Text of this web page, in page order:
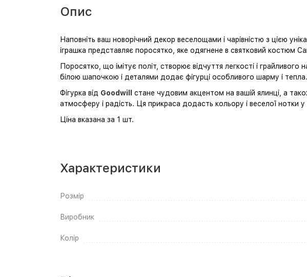
Опис
Наповніть ваш новорічний декор веселощами і чарівністю з цією
іграшка представляє поросятко, яке одягнене в святковий костюм
Поросятко, що імітує політ, створює відчуття легкості і
білою шапочкою і деталями додає фігурці особливого шарму і тепла.
Фігурка від Goodwill
стане чудовим акцентом на вашій ялинці, а
атмосферу і радість. Ця прикраса додасть кольору і веселої
Ціна вказана за 1 шт.
Характеристики
Розмір
Виробник
Колір